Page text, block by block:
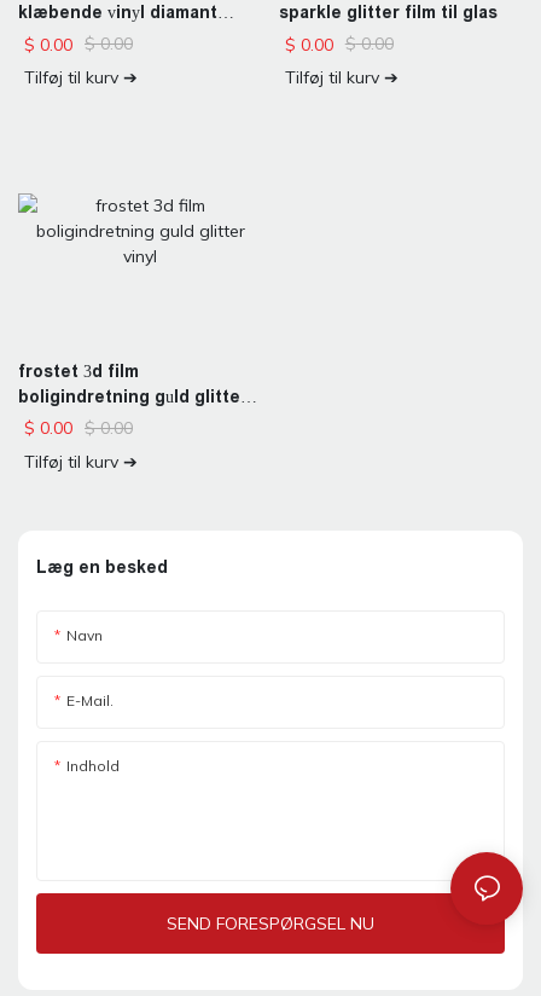
klæbende vinyl diamant
gnistre film
$ 0.00 $0.00
Tilføj til kurv ➔
sparkle glitter film til glas
$ 0.00 $0.00
Tilføj til kurv ➔
frostet 3d film
boligindretning guld glitter
vinyl
$ 0.00 $0.00
Tilføj til kurv ➔
Læg en besked
Navn
E-Mail.
Indhold
SEND FORESPØRGSEL NU